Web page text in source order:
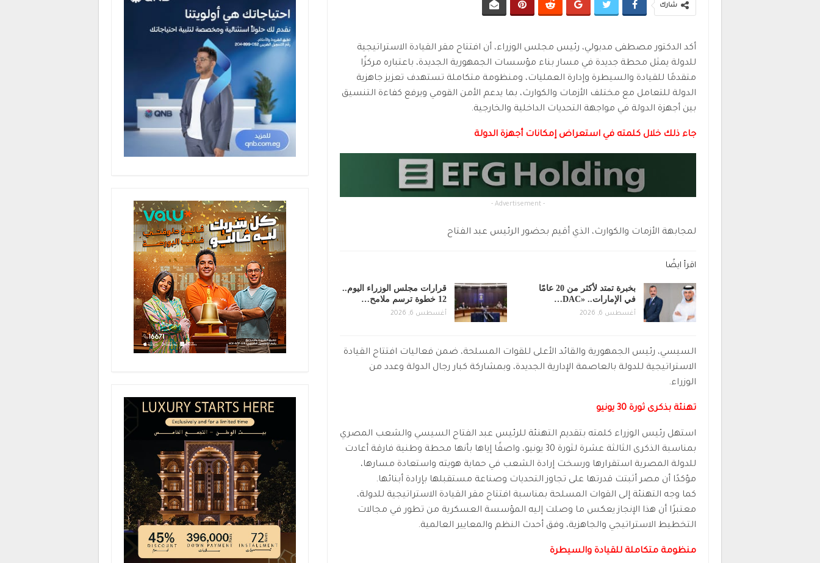
شارك
أكد الدكتور مصطفى مدبولي، رئيس مجلس الوزراء، أن افتتاح مقر القيادة الاستراتيجية
للدولة يمثل محطة جديدة في مسار بناء مؤسسات الجمهورية الجديدة، باعتباره مركزًا
متقدمًا للقيادة والسيطرة وإدارة العمليات، ومنظومة متكاملة تستهدف تعزيز جاهزية
الدولة للتعامل مع مختلف الأزمات والكوارث، بما يدعم الأمن القومي ويرفع كفاءة التنسيق
بين أجهزة الدولة في مواجهة التحديات الداخلية والخارجية.
جاء ذلك خلال كلمته في استعراض إمكانات أجهزة الدولة
- Advertisement -
لمجابهة الأزمات والكوارث، الذي أقيم بحضور الرئيس عبد الفتاح
اقرأ ايضًا
بخبرة تمتد لأكثر من 20 عامًا
في الإمارات.. «DAC…
أغسطس 6, 2026
قرارات مجلس الوزراء اليوم..
12 خطوة ترسم ملامح…
أغسطس 6, 2026
السيسي، رئيس الجمهورية والقائد الأعلى للقوات المسلحة، ضمن فعاليات افتتاح القيادة
الاستراتيجية للدولة بالعاصمة الإدارية الجديدة، وبمشاركة كبار رجال الدولة وعدد من
الوزراء.
تهنئة بذكرى ثورة 30 يونيو
استهل رئيس الوزراء كلمته بتقديم التهنئة للرئيس عبد الفتاح السيسي والشعب المصري
بمناسبة الذكرى الثالثة عشرة لثورة 30 يونيو، واصفًا إياها بأنها محطة وطنية فارقة أعادت
للدولة المصرية استقرارها ورسخت إرادة الشعب في حماية هويته واستعادة مسارها،
مؤكدًا أن مصر أثبتت قدرتها على تجاوز التحديات وصناعة مستقبلها بإرادة أبنائها.
كما وجه التهنئة إلى القوات المسلحة بمناسبة افتتاح مقر القيادة الاستراتيجية للدولة،
معتبرًا أن هذا الإنجاز يعكس ما وصلت إليه المؤسسة العسكرية من تطور في مجالات
التخطيط الاستراتيجي والجاهزية، وفق أحدث النظم والمعايير العالمية.
منظومة متكاملة للقيادة والسيطرة